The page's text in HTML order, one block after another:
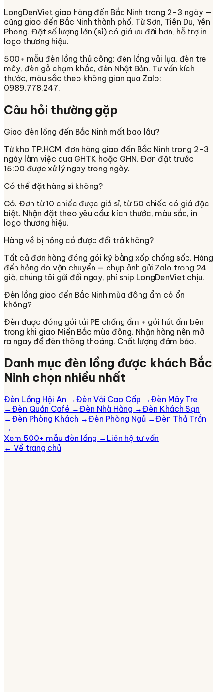
LongDenViet giao hàng đến Bắc Ninh trong 2–3 ngày —
cũng giao đến Bắc Ninh thành phố, Từ Sơn, Tiên Du, Yên
Phong. Đặt số lượng lớn (sỉ) có giá ưu đãi hơn, hỗ trợ in
logo thương hiệu.
500+ mẫu đèn lồng thủ công: đèn lồng vải lụa, đèn tre
mây, đèn gỗ chạm khắc, đèn Nhật Bản. Tư vấn kích
thước, màu sắc theo không gian qua Zalo:
0989.778.247.
Câu hỏi thường gặp
Giao đèn lồng đến Bắc Ninh mất bao lâu?
Từ kho TP.HCM, đơn hàng giao đến Bắc Ninh trong 2–3
ngày làm việc qua GHTK hoặc GHN. Đơn đặt trước
15:00 được xử lý ngay trong ngày.
Có thể đặt hàng sỉ không?
Có. Đơn từ 10 chiếc được giá sỉ, từ 50 chiếc có giá đặc
biệt. Nhận đặt theo yêu cầu: kích thước, màu sắc, in
logo thương hiệu.
Hàng về bị hỏng có được đổi trả không?
Tất cả đơn hàng đóng gói kỹ bằng xốp chống sốc. Hàng
đến hỏng do vận chuyển — chụp ảnh gửi Zalo trong 24
giờ, chúng tôi gửi đổi ngay, phí ship LongDenViet chịu.
Đèn lồng giao đến Bắc Ninh mùa đông ẩm có ổn
không?
Đèn được đóng gói túi PE chống ẩm + gói hút ẩm bên
trong khi giao Miền Bắc mùa đông. Nhận hàng nên mở
ra ngay để đèn thông thoáng. Chất lượng đảm bảo.
Danh mục đèn lồng được khách Bắc
Ninh chọn nhiều nhất
Đèn Lồng Hội An →Đèn Vải Cao Cấp →Đèn Mây Tre
→Đèn Quán Café →Đèn Nhà Hàng →Đèn Khách Sạn
→Đèn Phòng Khách →Đèn Phòng Ngủ →Đèn Thả Trần
→
Xem 500+ mẫu đèn lồng → Liên hệ tư vấn
← Về trang chủ